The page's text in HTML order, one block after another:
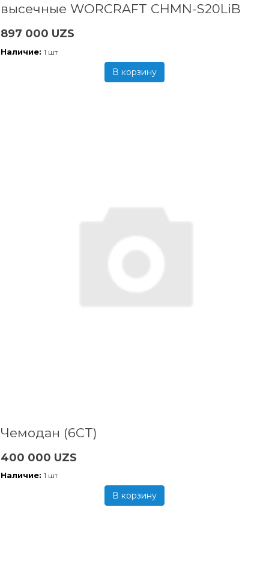
высечные WORCRAFT CHMN-S20LiB
897 000 UZS
Наличие: 1 шт
В корзину
Чемодан (6CT)
400 000 UZS
Наличие: 1 шт
В корзину